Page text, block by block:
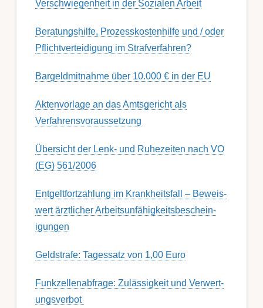
Ver­schwieg­en­heit in der Soz­ial­en Ar­beit
Berat­ungs­hil­fe, Pro­zess­kost­en­hilfe und / oder
Pflicht­ver­teidig­ung im Strafverfahren?
Bargeldmitnahme über 10.000 € in der EU
Aktenvorlage an das Amtsgericht als
Verfahrensvoraussetzung
Übersicht der Lenk- und Ruhezeiten nach VO
(EG) 561/2006
Ent­gelt­fort­zahl­ung im Krank­heits­fall – Be­weis­
wert ärzt­lich­er Ar­beits­un­fähig­keits­be­schein­
igung­en
Geldstrafe: Tagessatz von 1,00 Euro
Funk­zell­en­ab­fra­ge: Zu­lässig­keit und Ver­wert­
ungs­ver­bot